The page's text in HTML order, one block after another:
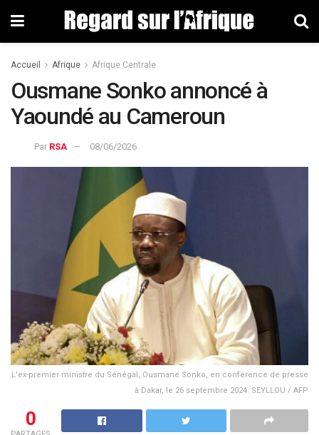
Accueil Afrique Afrique Centrale
Ousmane Sonko annoncé à
Yaoundé au Cameroun
Par RSA 08/06/2026
L'ex-premier ministre du Sénégal, Ousmane Sonko, en conférence de presse
à Dakar, le 26 septembre 2024. SEYLLOU / AFP
0